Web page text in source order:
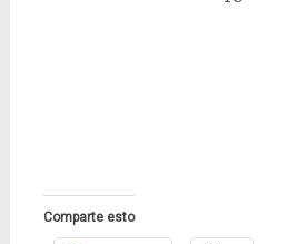
Comparte esto